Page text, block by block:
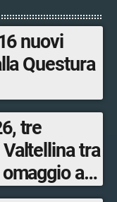
nuovi
Questura
tre
tra
a